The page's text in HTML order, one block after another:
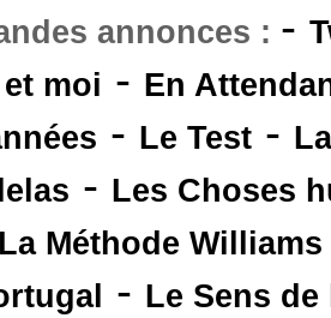
annonces : -
moi - En
- Le Test -
- Les Choses
La Méthode Williams
- Le Sens